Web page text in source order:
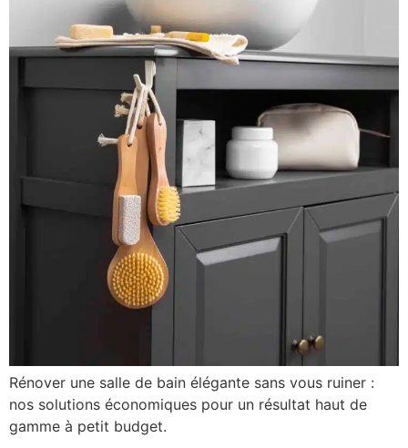
Rénover une salle de bain élégante sans vous ruiner :
nos solutions économiques pour un résultat haut de
gamme à petit budget.